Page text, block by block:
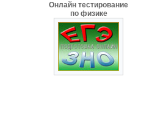
Онлайн тестирование
по физике